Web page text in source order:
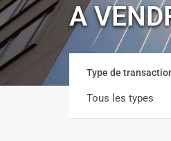
A
Type de
Tous les types